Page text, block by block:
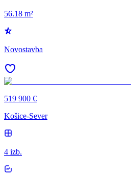
56.18 m²
Novostavba
519 900 €
Košice-Sever
4 izb.